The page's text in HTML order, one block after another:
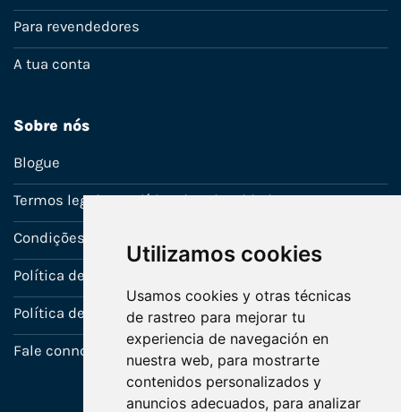
Utilizamos cookies
Usamos cookies y otras técnicas
de rastreo para mejorar tu
experiencia de navegación en
nuestra web, para mostrarte
contenidos personalizados y
anuncios adecuados, para analizar
Para revendedores
A tua conta
Sobre nós
Blogue
Termos legais e política de privacidade
Condições de venda
Política de Garantia
Política de utilização de cookies
Fale connosco